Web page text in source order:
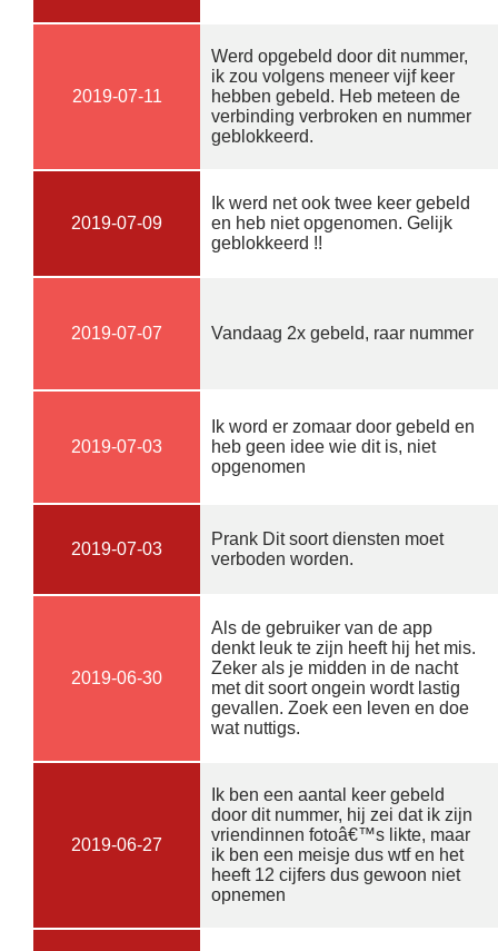
2019-07-11
Werd opgebeld door dit nummer,
ik zou volgens meneer vijf keer
hebben gebeld. Heb meteen de
verbinding verbroken en nummer
geblokkeerd.
2019-07-09
Ik werd net ook twee keer gebeld
en heb niet opgenomen. Gelijk
geblokkeerd !!
2019-07-07 Vandaag 2x gebeld, raar nummer
2019-07-03
Ik word er zomaar door gebeld en
heb geen idee wie dit is, niet
opgenomen
2019-07-03
Prank Dit soort diensten moet
verboden worden.
2019-06-30
Als de gebruiker van de app
denkt leuk te zijn heeft hij het mis.
Zeker als je midden in de nacht
met dit soort ongein wordt lastig
gevallen. Zoek een leven en doe
wat nuttigs.
2019-06-27
Ik ben een aantal keer gebeld
door dit nummer, hij zei dat ik zijn
vriendinnen fotoâ€™s likte, maar
ik ben een meisje dus wtf en het
heeft 12 cijfers dus gewoon niet
opnemen